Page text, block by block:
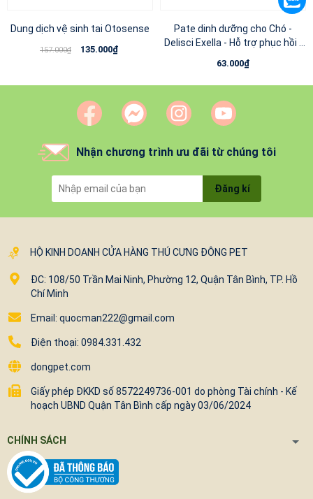
Dung dịch vệ sinh tai Otosense
157.000₫ 135.000₫
Pate dinh dưỡng cho Chó -
Delisci Exella - Hỗ trợ phục hồi -
63.000₫
Nhận chương trình ưu đãi từ chúng tôi
Đăng kí
HỘ KINH DOANH CỬA HÀNG THÚ CƯNG ĐÔNG PET
ĐC: 108/50 Trần Mai Ninh, Phường 12, Quận Tân Bình, TP. Hồ
Chí Minh
Email: quocman222@gmail.com
Điện thoại: 0984.331.432
dongpet.com
Giấy phép ĐKKD số 8572249736-001 do phòng Tài chính - Kế
hoạch UBND Quận Tân Bình cấp ngày 03/06/2024
CHÍNH SÁCH